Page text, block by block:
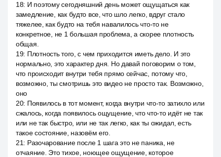
18: И поэтому сегодняшний день может ощущаться как
замедление, как будто все, что шло легко, вдруг стало
тяжелее, как будто на тебя навалилось что-то не
конкретное, не 1 большая проблема, а скорее плотность
общая.
19: Плотность того, с чем приходится иметь дело. И это
нормально, это характер дня. Но давай поговорим о том,
что происходит внутри тебя прямо сейчас, потому что,
возможно, ты смотришь это видео не просто так. Возможно,
оно
20: Появилось в тот момент, когда внутри что-то затихло или
сжалось, когда появилось ощущение, что что-то идёт не так
или не так быстро, или не так легко, как ты ожидал, есть
такое состояние, назовём его.
21: Разочарование после 1 шага это не паника, не
отчаяние. Это тихое, ноющее ощущение, которое